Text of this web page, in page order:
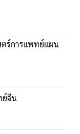
ตร์การแพทย์แผน
ย์จีน